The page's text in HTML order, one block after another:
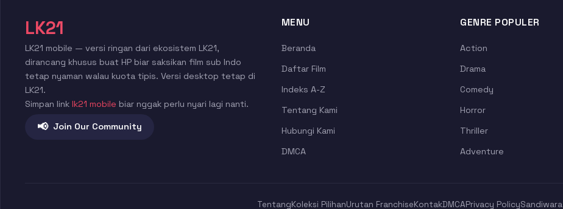
LK21
LK21 mobile — versi ringan dari ekosistem LK21,
dirancang khusus buat HP biar saksikan film sub Indo
tetap nyaman walau kuota tipis. Versi desktop tetap di
LK21.
Simpan link lk21 mobile biar nggak perlu nyari lagi nanti.
📢 Join Our Community
MENU
Beranda
Daftar Film
Indeks A-Z
Tentang Kami
Hubungi Kami
DMCA
GENRE POPULER
Action
Drama
Comedy
Horror
Thriller
Adventure
TentangKoleksi PilihanUrutan FranchiseKontakDMCAPrivacy PolicySandiwara